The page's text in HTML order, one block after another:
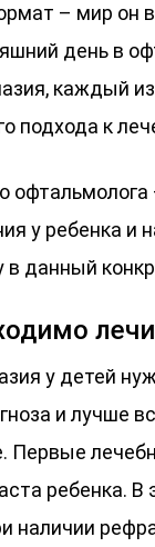
– мир он
день в
каждый
подхода к
у ребенка и
в данный
у детей
и лучше
Первые
ребенка.
наличии